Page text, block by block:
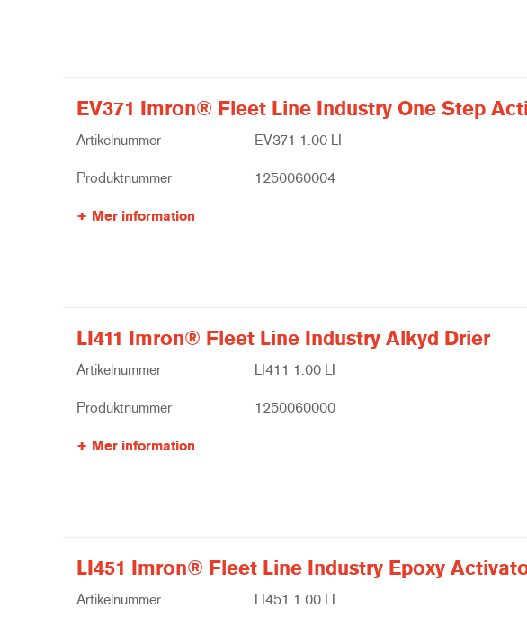
EV371 Imron® Fleet Line Industry One Step
Artikelnummer EV371 1.00 LI
Produktnummer 1250060004
Mer information
LI411 Imron® Fleet Line Industry Alkyd Drier
Artikelnummer LI411 1.00 LI
Produktnummer 1250060000
Mer information
LI451 Imron® Fleet Line Industry Epoxy
Artikelnummer LI451 1.00 LI